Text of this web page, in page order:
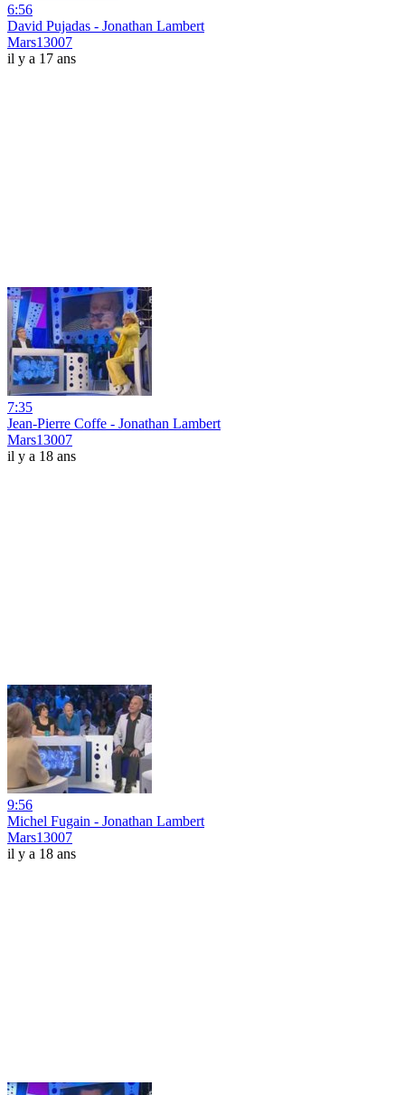
6:56
David Pujadas - Jonathan Lambert
Mars13007
il y a 17 ans
7:35
Jean-Pierre Coffe - Jonathan Lambert
Mars13007
il y a 18 ans
9:56
Michel Fugain - Jonathan Lambert
Mars13007
il y a 18 ans